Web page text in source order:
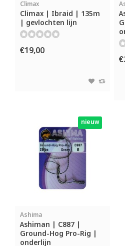
Climax
Climax | Ibraid | 135m
| gevlochten lijn
€19,00
nieuw
Ashima
Ashiman | C887 |
Ground-Hog Pro-Rig |
onderlijn